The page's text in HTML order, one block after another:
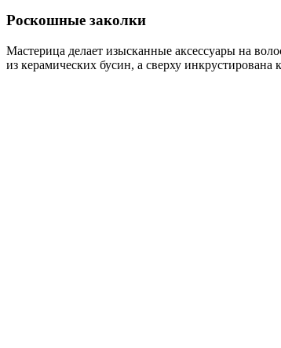
Роскошные заколки
Мастерица делает изысканные аксессуары на
из керамических бусин, а сверху инкрустирована